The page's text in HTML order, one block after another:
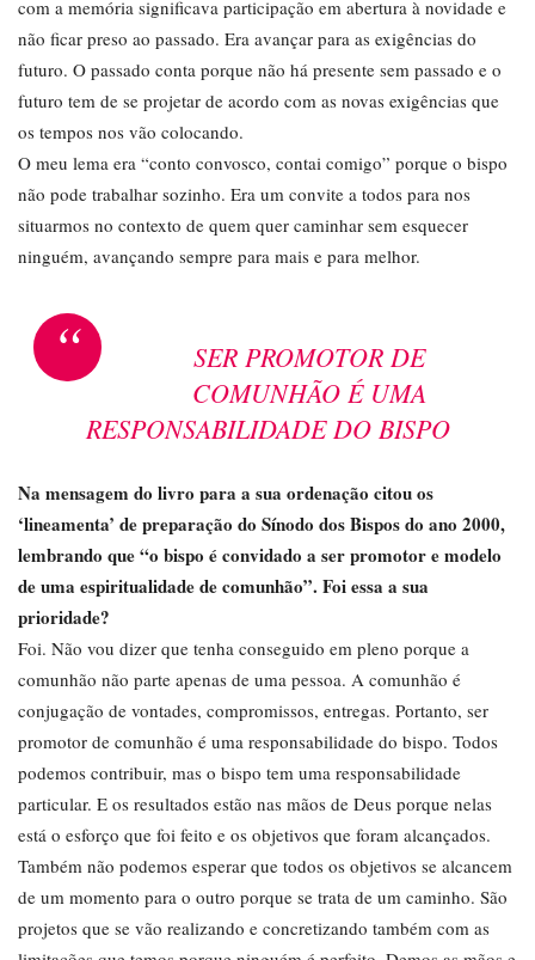
com a memória significava participação em abertura à novidade e
não ficar preso ao passado. Era avançar para as exigências do
futuro. O passado conta porque não há presente sem passado e o
futuro tem de se projetar de acordo com as novas exigências que
os tempos nos vão colocando.
O meu lema era “conto convosco, contai comigo” porque o bispo
não pode trabalhar sozinho. Era um convite a todos para nos
situarmos no contexto de quem quer caminhar sem esquecer
ninguém, avançando sempre para mais e para melhor.
“
SER PROMOTOR DE
COMUNHÃO É UMA
RESPONSABILIDADE DO BISPO
Na mensagem do livro para a sua ordenação citou os
‘lineamenta’ de preparação do Sínodo dos Bispos do ano 2000,
lembrando que “o bispo é convidado a ser promotor e modelo
de uma espiritualidade de comunhão”. Foi essa a sua
prioridade?
Foi. Não vou dizer que tenha conseguido em pleno porque a
comunhão não parte apenas de uma pessoa. A comunhão é
conjugação de vontades, compromissos, entregas. Portanto, ser
promotor de comunhão é uma responsabilidade do bispo. Todos
podemos contribuir, mas o bispo tem uma responsabilidade
particular. E os resultados estão nas mãos de Deus porque nelas
está o esforço que foi feito e os objetivos que foram alcançados.
Também não podemos esperar que todos os objetivos se alcancem
de um momento para o outro porque se trata de um caminho. São
projetos que se vão realizando e concretizando também com as